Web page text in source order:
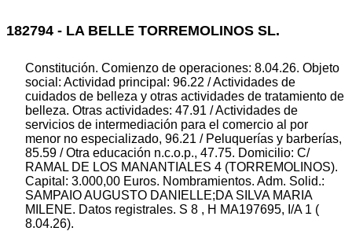
182794 - LA BELLE TORREMOLINOS SL.
Constitución. Comienzo de operaciones: 8.04.26. Objeto
social: Actividad principal: 96.22 / Actividades de
cuidados de belleza y otras actividades de tratamiento de
belleza. Otras actividades: 47.91 / Actividades de
servicios de intermediación para el comercio al por
menor no especializado, 96.21 / Peluquerías y barberías,
85.59 / Otra educación n.c.o.p., 47.75. Domicilio: C/
RAMAL DE LOS MANANTIALES 4 (TORREMOLINOS).
Capital: 3.000,00 Euros. Nombramientos. Adm. Solid.:
SAMPAIO AUGUSTO DANIELLE;DA SILVA MARIA
MILENE. Datos registrales. S 8 , H MA197695, I/A 1 (
8.04.26).